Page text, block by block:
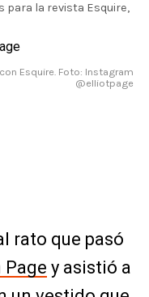
para la revista Esquire,
Esquire. Foto: Instagram
@elliotpage
rato que pasó
Page y asistió a